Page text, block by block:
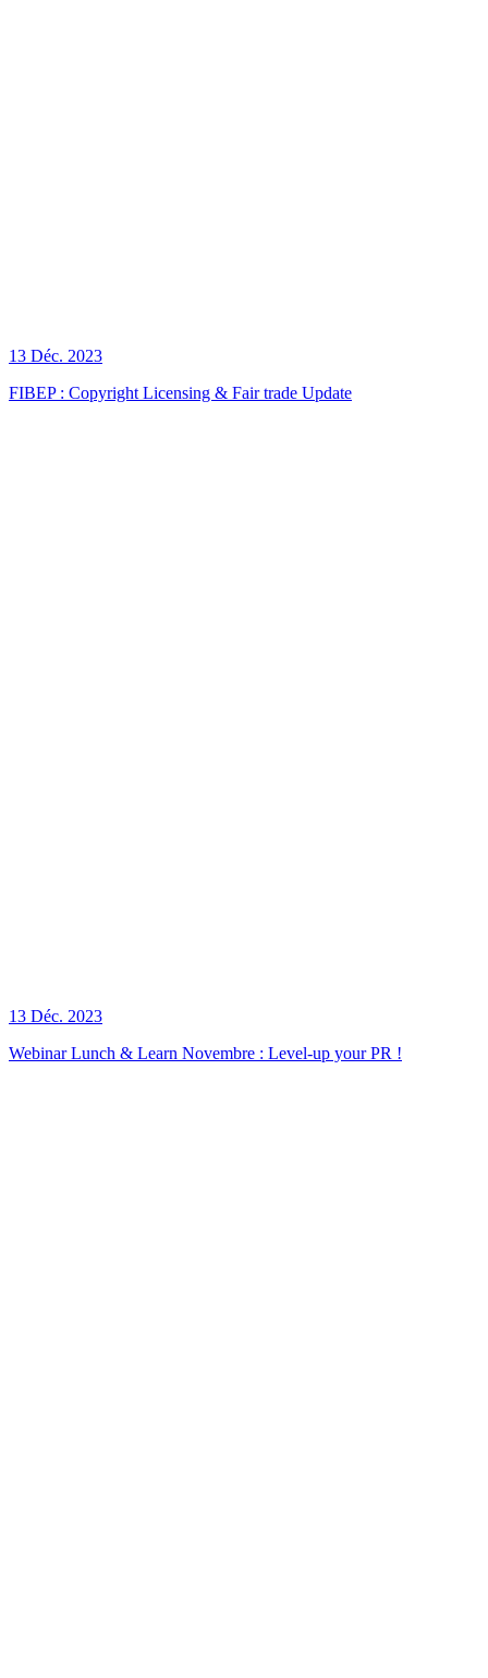
13 Déc. 2023
FIBEP : Copyright Licensing & Fair trade Update
13 Déc. 2023
Webinar Lunch & Learn Novembre : Level-up your PR !